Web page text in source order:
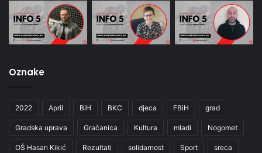
Oznake
2022 April BiH BKC djeca FBiH grad
Gradska uprava Gračanica Kultura mladi Nogomet
OŠ Hasan Kikić Rezultati solidarnost Sport sreca